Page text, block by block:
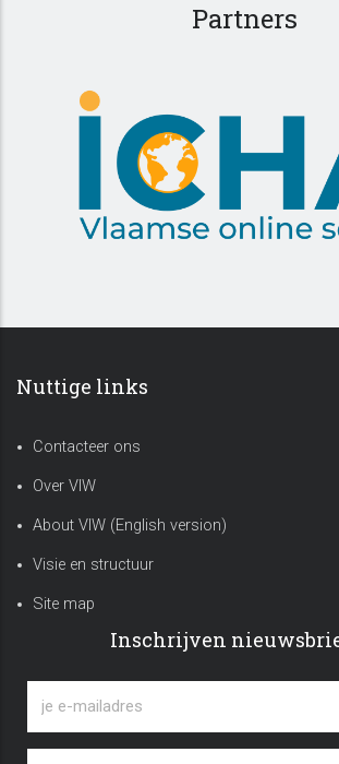
Partners
Nuttige links
Contacteer ons
Over VIW
About VIW (English version)
Visie en structuur
Site map
Inschrijven